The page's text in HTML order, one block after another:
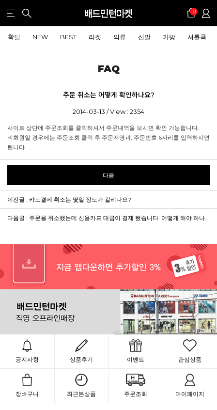
0
확딜 NEW BEST 라켓 의류 신발 가방 셔틀콕
FAQ
주문 취소는 어떻게 확인하나요?
2014-03-13 / View : 2354
사이트 상단에 주문조회를 클릭하셔서 주문내역을 보시면 확인 가능합니다.
비회원일 경우에는 주문조회 클릭 후 주문자명과, 주문번호 6자리를 입력하시면
됩니다.
다음
이전글 : 카드결제 취소는 몇일 정도가 걸리나요?
다음글 : 주문을 취소했는데 신용카드 대금이 결제 됐습니다. 어떻게 해야 하나요?
공지사항 상품후기 이벤트 관심상품
장바구니 최근본상품 주문조회 마이페이지